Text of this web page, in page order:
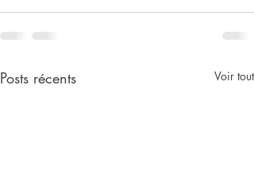
Posts récents Voir tout